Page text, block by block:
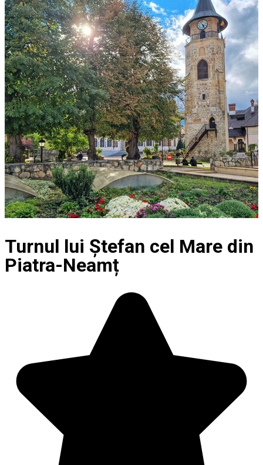
Turnul lui Ştefan cel Mare din
Piatra-Neamț